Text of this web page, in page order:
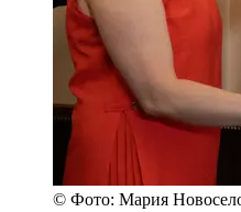
© Фото: Мария